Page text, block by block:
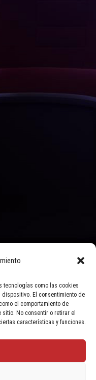
tecnologías como las cookies
El consentimiento de
el comportamiento de
No consentir o retirar el
características y funciones.
Roses (Girona)
| Powered by